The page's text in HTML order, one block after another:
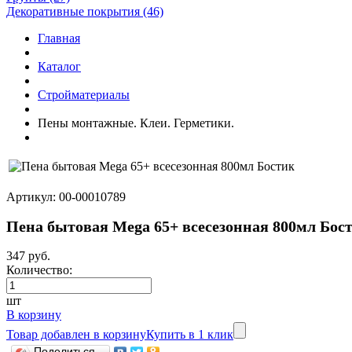
Декоративные покрытия (46)
Главная
Каталог
Стройматериалы
Пены монтажные. Клеи. Герметики.
Артикул: 00-00010789
Пена бытовая Mega 65+ всесезонная 800мл
347 руб.
Количество:
шт
В корзину
Товар добавлен в корзинуКупить в 1 клик